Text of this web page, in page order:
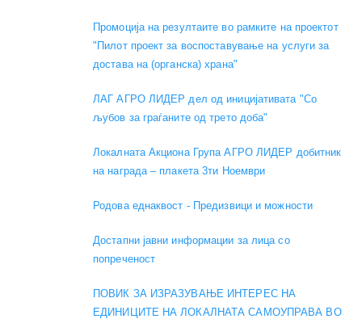
Промоција на резултаите во рамките на проектот
"Пилот проект за воспоставување на услуги за
достава на (органска) храна"
ЛАГ АГРО ЛИДЕР дел од иницијативата "Со
љубов за граѓаните од трето доба"
Локалната Акциона Група АГРО ЛИДЕР добитник
на награда – плакета 3ти Ноември
Родова еднаквост - Предизвици и можности
Достапни јавни информации за лица со
попреченост
ПОВИК ЗА ИЗРАЗУВАЊЕ ИНТЕРЕС НА
ЕДИНИЦИТЕ НА ЛОКАЛНАТА САМОУПРАВА ВО